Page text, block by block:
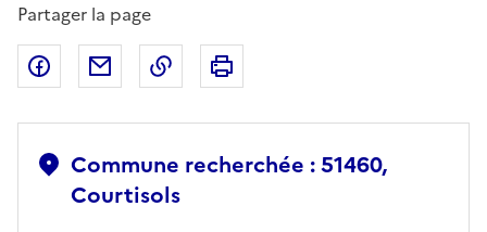
Partager la page
Partager sur Facebook
Partager par emailCopier dans le presse-papier
Commune recherchée : 51460,
Courtisols